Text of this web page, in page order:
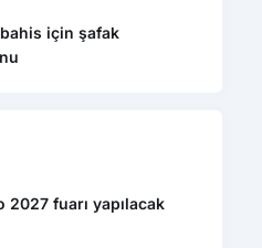
bahis için şafak
fuarı yapılacak